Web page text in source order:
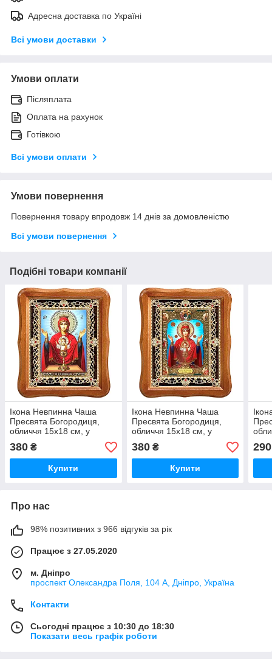
Адресна доставка по Україні
Всі умови доставки
Умови оплати
Післяплата
Оплата на рахунок
Готівкою
Всі умови оплати
Умови повернення
Повернення товару впродовж 14 днів за домовленістю
Всі умови повернення
Подібні товари компанії
Ікона Невпинна Чаша
Пресвята Богородиця,
обличчя 15х18 см, у
світлому дерев'яному кіоті
з камінням, 07969
380 ₴
Купити
Ікона Невпинна Чаша
Пресвята Богородиця,
обличчя 15х18 см, у
світлому дерев'яному кіоті
з камінням
380₴
Купити
290
Про нас
98% позитивних з 966 відгуків за рік
Працює з 27.05.2020
м. Дніпро
проспект Олександра Поля, 104 А, Дніпро, Україна
Контакти
Сьогодні працює з 10:30 до 18:30
Показати весь графік роботи